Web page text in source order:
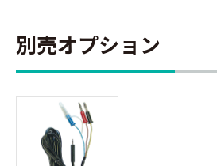
別売オプション